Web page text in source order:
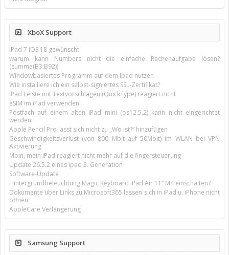
XboX Support
iPad 7 iOS 18 gewünscht
warum kann Numbers nicht die einfache Rechenaufgabe lösen?
(summe(B3:B92))
Windowbasiertes Programm auf dem Ipad nutzen
Wie installiere ich ein selbst-signiertes SSL-Zertifikat?
iPad Leiste mit Textvorschlägen (QuickType) reagiert nicht
eSIM im iPad verwenden
Postfach auf einem alten iPad mini (os12.5.2) kann nicht eingerichtet
werden
Apple Pencil Pro lässt sich nicht zu „Wo ist?“ hinzufügen
Geschwindigkeitsverlust (von 800 Mbit auf 50Mbit) im WLAN bei VPN
Aktivierung
Moin, mein iPad reagiert nicht mehr auf die fingersteuerung
Update 26.5.2 eines ipad 3. Generation
Software-Update
Hintergrundbeleuchtung Magic Keyboard iPad Air 11’’ M4 einschalten?
Dokumente über Links zu Microsoft365 lassen sich in iPad u. iPhone nicht
öffnen
AppleCare Verlängerung
Samsung Support